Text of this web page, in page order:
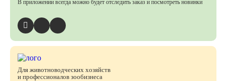
Для животноводческих хозяйств
и профессионалов зообизнеса
В приложении всегда можно будет отследить заказ и посмотреть новинки